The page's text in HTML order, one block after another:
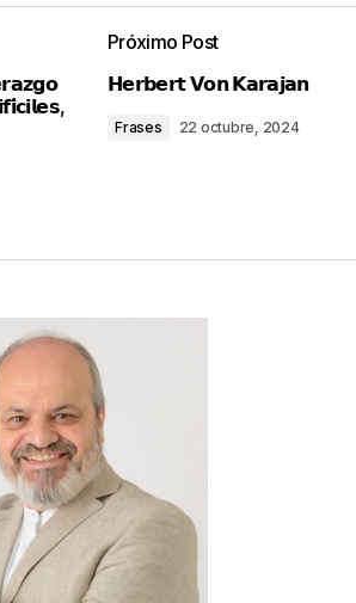
campos obligatorios están
*
nombre, correo electrónico y web en
para la próxima vez que
protegido por
Próximo Post
𝗛𝗲𝗿𝗯𝗲𝗿𝘁 𝗩𝗼𝗻 𝗞𝗮𝗿𝗮𝗷𝗮𝗻
Frases 22 octubre, 2024